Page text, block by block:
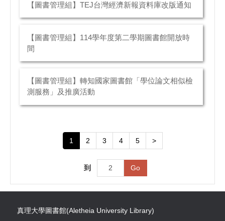
【圖書管理組】TEJ台灣經濟新報資料庫改版通知
【圖書管理組】114學年度第二學期圖書館開放時
間
【圖書管理組】轉知國家圖書館「學位論文相似檢
測服務」及推廣活動
1 2 3 4 5 >
到 Go
真理大學圖書館(Aletheia University Library)